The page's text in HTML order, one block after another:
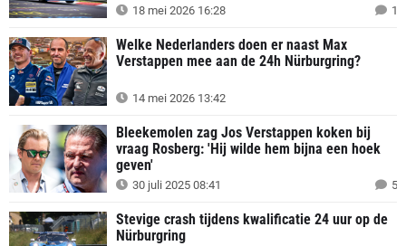
18 mei 2026 16:28 1
Welke Nederlanders doen er naast Max
Verstappen mee aan de 24h Nürburgring?
14 mei 2026 13:42
Bleekemolen zag Jos Verstappen koken bij
vraag Rosberg: 'Hij wilde hem bijna een hoek
geven'
30 juli 2025 08:41 5
Stevige crash tijdens kwalificatie 24 uur op de
Nürburgring